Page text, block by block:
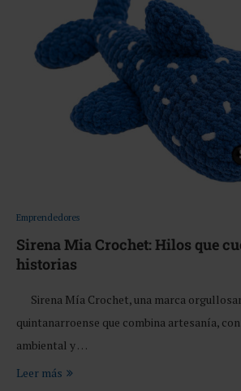
Emprendedores
Sirena Mia Crochet: Hilos que
historias
Sirena Mía Crochet, una marca
quintanarroense que combina artesanía,
ambiental y …
Leer más